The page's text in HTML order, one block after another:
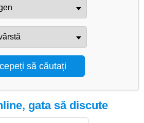
gata să discute